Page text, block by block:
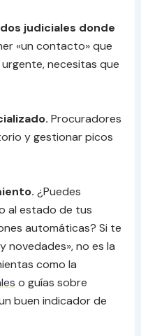
judiciales donde
«un contacto» que
necesitas que
Procuradores
y gestionar picos
¿Puedes
al estado de tus
automáticas? Si te
novedades», no es la
como la
o guías sobre
buen indicador de